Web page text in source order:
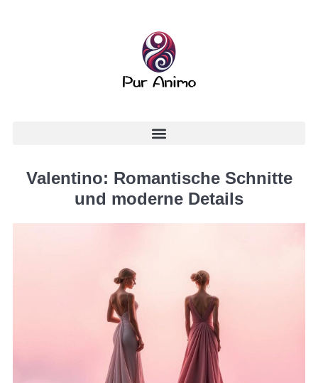
Valentino: Romantische Schnitte
und moderne Details